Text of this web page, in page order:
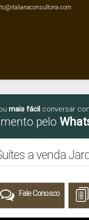
mais fácil conversar
pelo
a venda
Fale Conosco